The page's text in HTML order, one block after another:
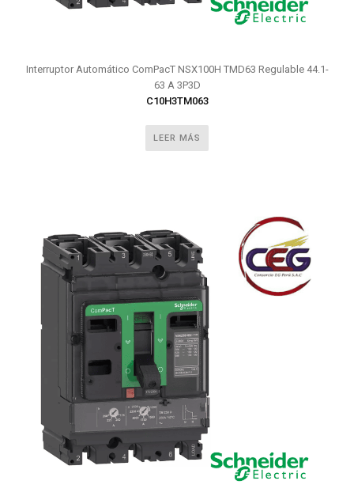
Interruptor Automático ComPacT NSX100H TMD63 Regulable 44.1-
63 A 3P3D
C10H3TM063
LEER MÁS